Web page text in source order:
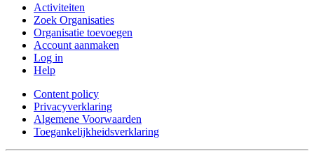
Activiteiten
Zoek Organisaties
Organisatie toevoegen
Account aanmaken
Log in
Help
Content policy
Privacyverklaring
Algemene Voorwaarden
Toegankelijkheidsverklaring